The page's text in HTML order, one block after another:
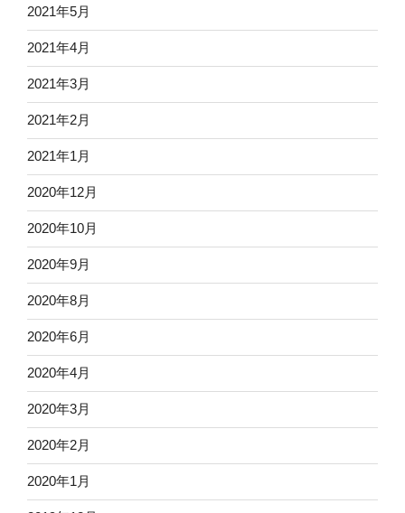
2021年5月
2021年4月
2021年3月
2021年2月
2021年1月
2020年12月
2020年10月
2020年9月
2020年8月
2020年6月
2020年4月
2020年3月
2020年2月
2020年1月